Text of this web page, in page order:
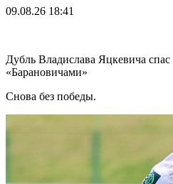
09.08.26 18:41
Дубль Владислава Яцкевича
«Барановичами»
Снова без победы.